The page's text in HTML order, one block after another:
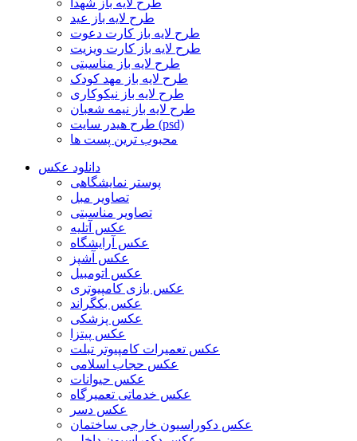
طرح لایه باز عید
طرح لایه باز کارت دعوت
طرح لایه باز کارت ویزیت
طرح لایه باز مناسبتی
طرح لایه باز مهد کودک
طرح لایه باز نیکوکاری
طرح لایه باز نیمه شعبان
طرح هیدر سایت (psd)
محبوب ترین پست ها
دانلود عکس
پوستر نمایشگاهی
تصاویر مبل
تصاویر مناسبتی
عکس آتلیه
عکس آرایشگاه
عکس آشپز
عکس اتومبیل
عکس بازی کامپیوتری
عکس بکگراند
عکس پزشکی
عکس پیتزا
عکس تعمیرات کامپیوتر تبلت
عکس حجاب اسلامی
عکس حیوانات
عکس خدماتی تعمیرگاه
عکس دسر
عکس دکوراسیون خارجی ساختمان